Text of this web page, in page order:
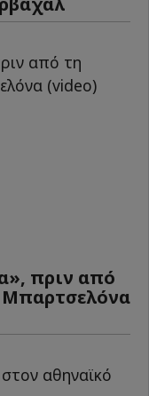
πριν από
Μπαρτσελόνα